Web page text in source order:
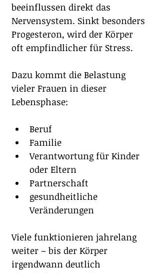
beeinflussen direkt das
Nervensystem. Sinkt besonders
Progesteron, wird der Körper
oft empfindlicher für Stress.
Dazu kommt die Belastung
vieler Frauen in dieser
Lebensphase:
Beruf
Familie
Verantwortung für Kinder
oder Eltern
Partnerschaft
gesundheitliche
Veränderungen
Viele funktionieren jahrelang
weiter – bis der Körper
irgendwann deutlich